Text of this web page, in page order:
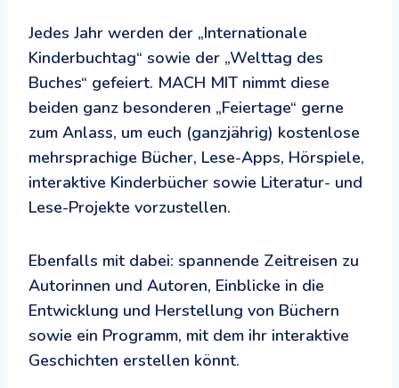
Jedes Jahr werden der „Internationale
Kinderbuchtag“ sowie der „Welttag des
Buches“ gefeiert. MACH MIT nimmt diese
beiden ganz besonderen „Feiertage“ gerne
zum Anlass, um euch (ganzjährig) kostenlose
mehrsprachige Bücher, Lese-Apps, Hörspiele,
interaktive Kinderbücher sowie Literatur- und
Lese-Projekte vorzustellen.
Ebenfalls mit dabei: spannende Zeitreisen zu
Autorinnen und Autoren, Einblicke in die
Entwicklung und Herstellung von Büchern
sowie ein Programm, mit dem ihr interaktive
Geschichten erstellen könnt.